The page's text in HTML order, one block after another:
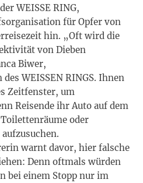
WEISSE RING,
für Opfer von
hin. „Oft wird die
von Dieben
Biwer,
WEISSEN RINGS. Ihnen
Zeitfenster, um
Reisende ihr Auto auf dem
oder
warnt davor, hier falsche
Denn oftmals würden
bei einem Stopp nur im